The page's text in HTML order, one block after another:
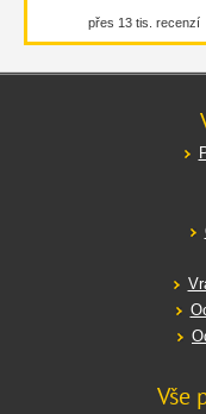
přes 13 tis. recenzí
Vše